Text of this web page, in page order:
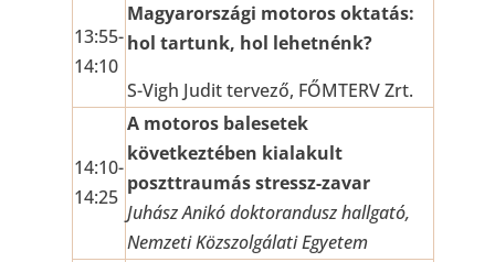
13:55-
14:10
Magyarországi motoros oktatás:
hol tartunk, hol lehetnénk?
S-Vigh Judit tervező, FŐMTERV Zrt.
14:10-
14:25
A motoros balesetek
következtében kialakult
poszttraumás stressz-zavar
Juhász Anikó doktorandusz hallgató,
Nemzeti Közszolgálati Egyetem